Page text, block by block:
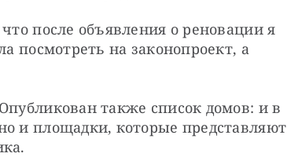
после объявления о реновации я
посмотреть на законопроект, а
также список домов: и в
и площадки, которые представляют